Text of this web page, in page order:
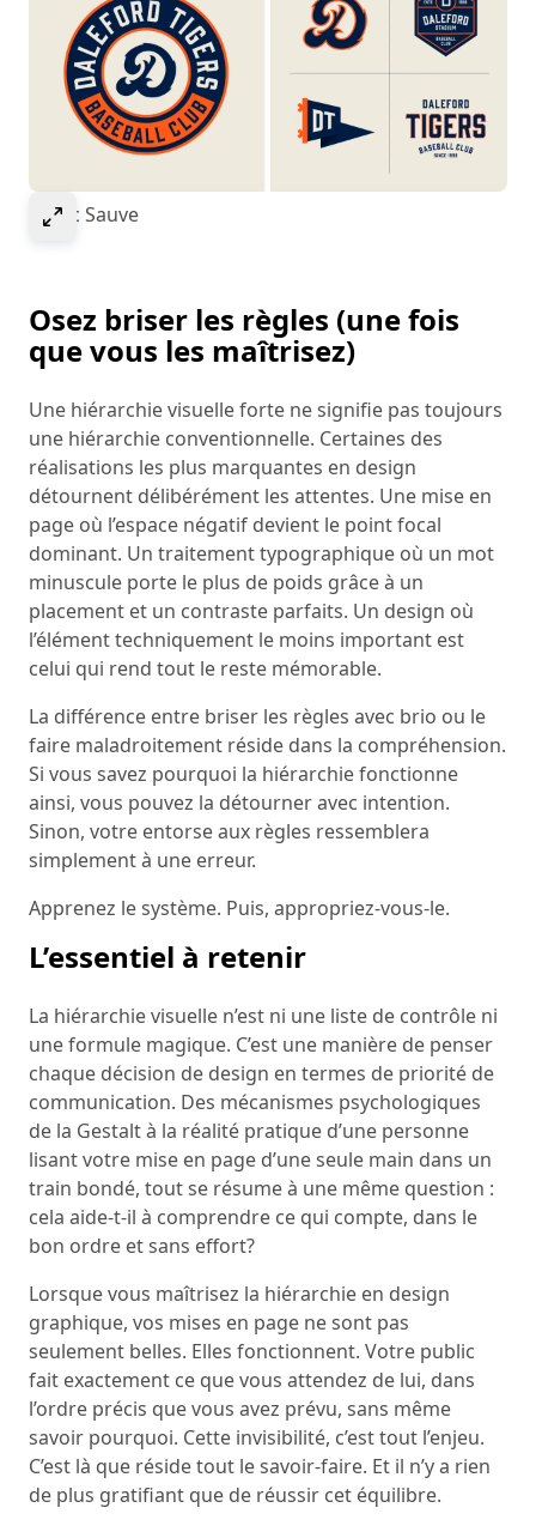
Select to expand image
© Luc Sauve
Osez briser les règles (une fois
que vous les maîtrisez)
Une hiérarchie visuelle forte ne signifie pas toujours
une hiérarchie conventionnelle. Certaines des
réalisations les plus marquantes en design
détournent délibérément les attentes. Une mise en
page où l’espace négatif devient le point focal
dominant. Un traitement typographique où un mot
minuscule porte le plus de poids grâce à un
placement et un contraste parfaits. Un design où
l’élément techniquement le moins important est
celui qui rend tout le reste mémorable.
La différence entre briser les règles avec brio ou le
faire maladroitement réside dans la compréhension.
Si vous savez pourquoi la hiérarchie fonctionne
ainsi, vous pouvez la détourner avec intention.
Sinon, votre entorse aux règles ressemblera
simplement à une erreur.
Apprenez le système. Puis, appropriez-vous-le.
L’essentiel à retenir
La hiérarchie visuelle n’est ni une liste de contrôle ni
une formule magique. C’est une manière de penser
chaque décision de design en termes de priorité de
communication. Des mécanismes psychologiques
de la Gestalt à la réalité pratique d’une personne
lisant votre mise en page d’une seule main dans un
train bondé, tout se résume à une même question :
cela aide-t-il à comprendre ce qui compte, dans le
bon ordre et sans effort?
Lorsque vous maîtrisez la hiérarchie en design
graphique, vos mises en page ne sont pas
seulement belles. Elles fonctionnent. Votre public
fait exactement ce que vous attendez de lui, dans
l’ordre précis que vous avez prévu, sans même
savoir pourquoi. Cette invisibilité, c’est tout l’enjeu.
C’est là que réside tout le savoir-faire. Et il n’y a rien
de plus gratifiant que de réussir cet équilibre.